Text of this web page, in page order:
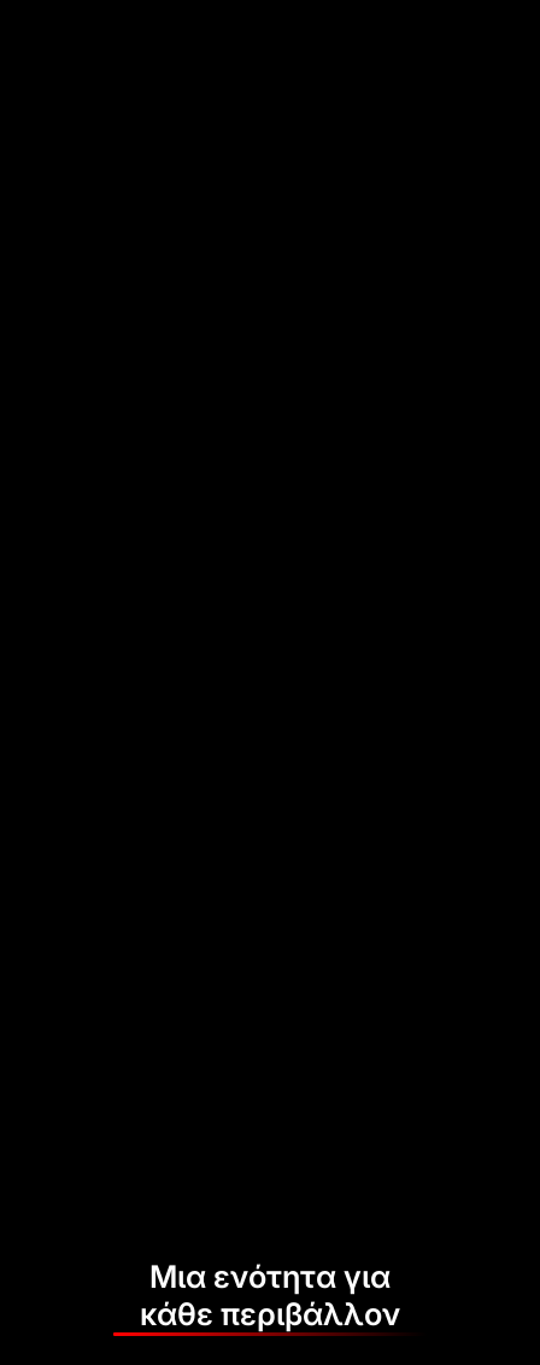
Μια ενότητα για
κάθε περιβάλλον